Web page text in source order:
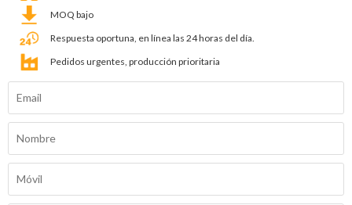
MOQ bajo
Respuesta oportuna, en línea las 24 horas del día.
Pedidos urgentes, producción prioritaria